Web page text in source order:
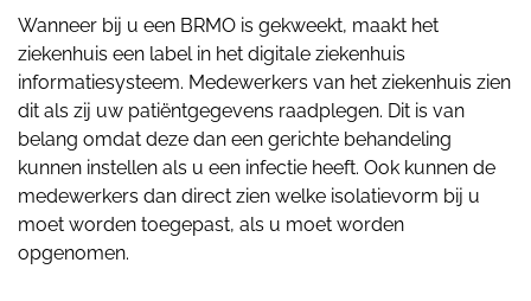
Wanneer bij u een BRMO is gekweekt, maakt het
ziekenhuis een label in het digitale ziekenhuis
informatiesysteem. Medewerkers van het ziekenhuis zien
dit als zij uw patiëntgegevens raadplegen. Dit is van
belang omdat deze dan een gerichte behandeling
kunnen instellen als u een infectie heeft. Ook kunnen de
medewerkers dan direct zien welke isolatievorm bij u
moet worden toegepast, als u moet worden
opgenomen.